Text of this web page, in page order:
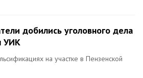
добились уголовного дела
УИК
на участке в Пензенской